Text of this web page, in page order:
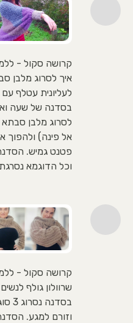
קרושה סקול -
לעליונית עטלף
בסדנה של שעה
אל פינה) ולהפוך
פטנט גמיש.
וכל הדוגמא
קרושה סקול -
שרוולון גולף
וזורם למגע.